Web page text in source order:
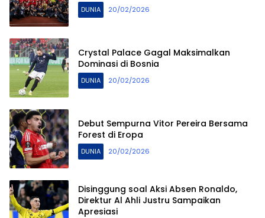
DUNIA 20/02/2026
Crystal Palace Gagal Maksimalkan
Dominasi di Bosnia
DUNIA 20/02/2026
Debut Sempurna Vitor Pereira Bersama
Forest di Eropa
DUNIA 20/02/2026
Disinggung soal Aksi Absen Ronaldo,
Direktur Al Ahli Justru Sampaikan
Apresiasi